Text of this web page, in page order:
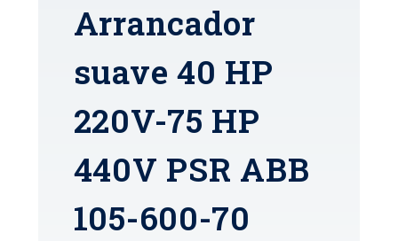
Arrancador
suave 40 HP
220V-75 HP
440V PSR ABB
105-600-70